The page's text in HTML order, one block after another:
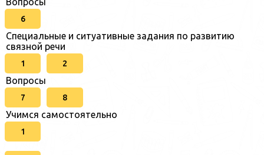
6
Специальные и ситуативные задания по развитию
связной речи
1 2
Вопросы
7 8
Учимся самостоятельно
1